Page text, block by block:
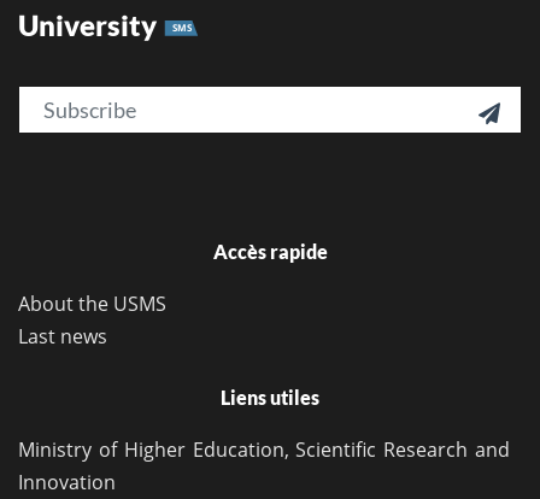
University SMS
Email 
Accès rapide
About the USMS
Last news
Liens utiles
Ministry of Higher Education, Scientific Research and
Innovation